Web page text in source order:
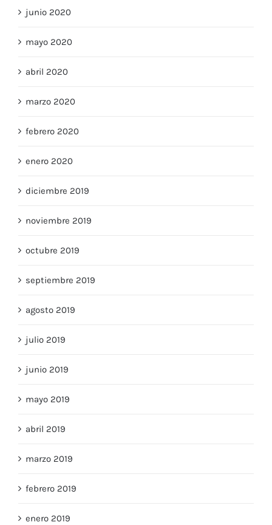
junio 2020
mayo 2020
abril 2020
marzo 2020
febrero 2020
enero 2020
diciembre 2019
noviembre 2019
octubre 2019
septiembre 2019
agosto 2019
julio 2019
junio 2019
mayo 2019
abril 2019
marzo 2019
febrero 2019
enero 2019